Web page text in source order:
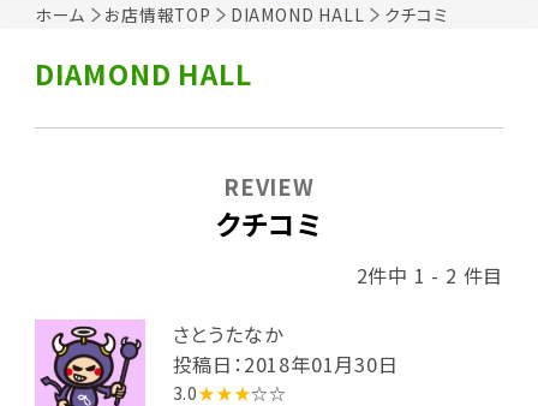
ホーム お店情報TOP DIAMOND HALL クチコミ
DIAMOND HALL
クチコミ
REVIEW
2件中 1 - 2 件目
さとうたなか
投稿日：2018年01月30日
3.0★★★☆☆